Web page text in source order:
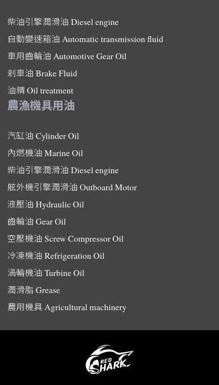
柴油引擎潤滑油 Diesel engine
自動變速箱油 Automatic transmission fluid
車用齒輪油 Automotive Gear Oil
剎車油 Brake Fluid
油精Oil treatment
農漁機具用油
汽缸油 Cylinder Oil
內燃機油 Marine Oil
柴油引擎潤滑油 Diesel engine
舷外機引擎潤滑油 Outboard Motor
液壓油 Hydraulic Oil
齒輪油 Gear Oil
空壓機油 Screw Compressor Oil
冷凍機油 Refrigeration Oil
渦輪機油 Turbine Oil
潤滑脂 Grease
農用機具 Agricultural machinery